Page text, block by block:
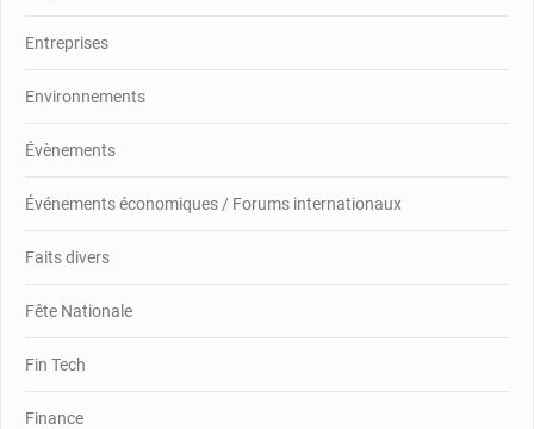
Entreprises
Environnements
Évènements
Événements économiques / Forums internationaux
Faits divers
Fête Nationale
Fin Tech
Finance